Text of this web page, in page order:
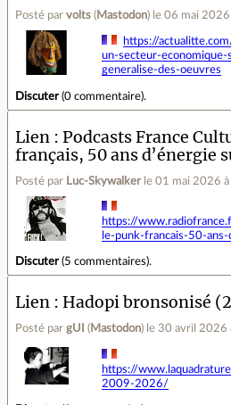
Posté par volts ( Mastodon) le 06 mai 2026
https://
un-secteur-
generalise-des-oeuvres
Discuter(0 commentaire).
Lien
Podcasts France
français, 50 ans d’énergie
Posté par Luc-Skywalker le 01 mai 2026
https://
le-punk-francais-50-
Discuter(5 commentaires).
Lien Hadopi bronsonisé
Posté par gUI ( Mastodon) le 30 avril 2026
https://
2009-2026/